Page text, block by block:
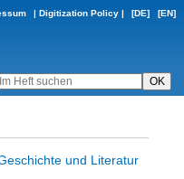
| Digitization Policy | [DE] [EN]
und Literatur